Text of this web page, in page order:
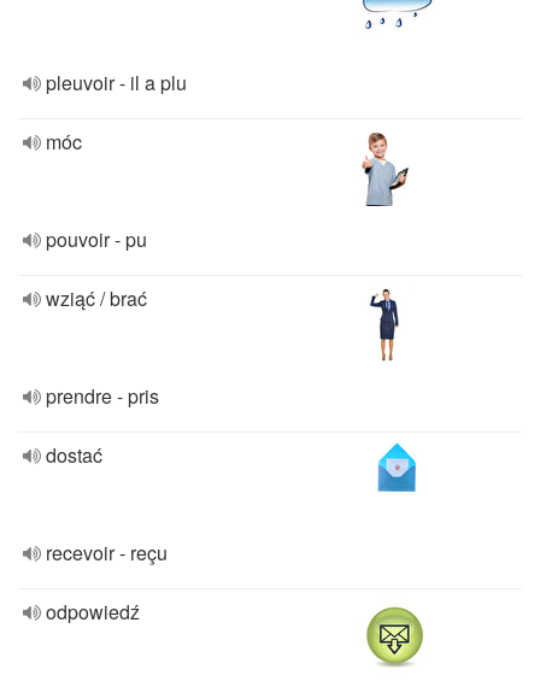
pleuvoir - il a plu
móc
pouvoir - pu
wziąć / brać
prendre - pris
dostać
recevoir - reçu
odpowiedź